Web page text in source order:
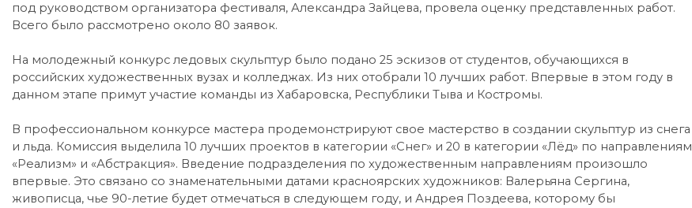
под руководством организатора фестиваля, Александра Зайцева, провела оценку представленных работ.
Всего было рассмотрено около 80 заявок.
На молодежный конкурс ледовых скульптур было подано 25 эскизов от студентов, обучающихся в
российских художественных вузах и колледжах. Из них отобрали 10 лучших работ. Впервые в этом году в
данном этапе примут участие команды из Хабаровска, Республики Тыва и Костромы.
В профессиональном конкурсе мастера продемонстрируют свое мастерство в создании скульптур из снега
и льда. Комиссия выделила 10 лучших проектов в категории «Снег» и 20 в категории «Лёд» по направлениям
«Реализм» и «Абстракция». Введение подразделения по художественным направлениям произошло
впервые. Это связано со знаменательными датами красноярских художников: Валерьяна Сергина,
живописца, чье 90-летие будет отмечаться в следующем году, и Андрея Поздеева, которому бы